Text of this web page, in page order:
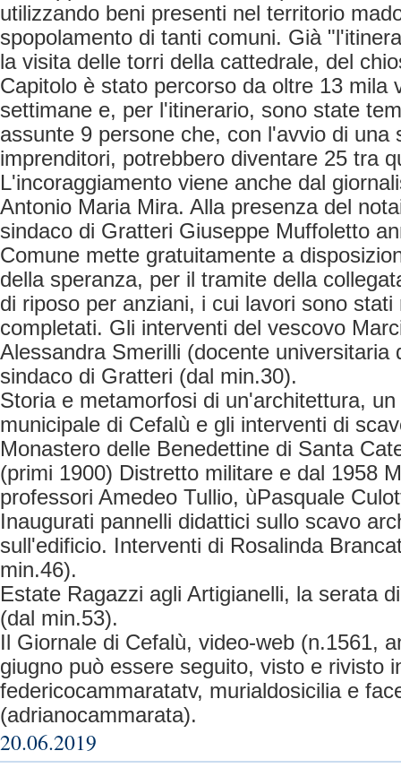
utilizzando beni presenti nel territorio
spopolamento di tanti comuni. Già
la visita delle torri della cattedrale, del
Capitolo è stato percorso da oltre 13 mila
settimane e, per l'itinerario, sono state
assunte 9 persone che, con l'avvio di una
imprenditori, potrebbero diventare 25 tra
L'incoraggiamento viene anche dal
Antonio Maria Mira. Alla presenza del
sindaco di Gratteri Giuseppe Muffoletto
Comune mette gratuitamente a
della speranza, per il tramite della
di riposo per anziani, i cui lavori sono stati
completati. Gli interventi del vescovo
Alessandra Smerilli (docente universitaria
sindaco di Gratteri (dal min.30).
Storia e metamorfosi di un'architettura,
municipale di Cefalù e gli interventi di
Monastero delle Benedettine di Santa
(primi 1900) Distretto militare e dal 1958
professori Amedeo Tullio, ùPasquale
Inaugurati pannelli didattici sullo scavo
sull'edificio. Interventi di Rosalinda
min.46).
Estate Ragazzi agli Artigianelli, la serata
(dal min.53).
Il Giornale di Cefalù, video-web (n.1561,
giugno può essere seguito, visto e rivisto
federicocammaratatv, murialdosicilia e
(adrianocammarata).
20.06.2019